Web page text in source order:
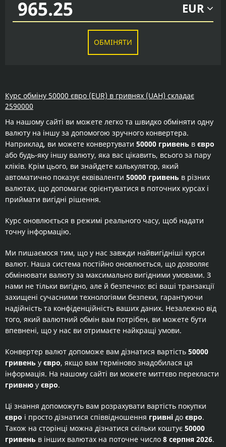
EUR
ОБМІНЯТИ
Курс обміну 50000 євро (EUR) в гривнях (UAH) складає
2590000
На нашому сайті ви можете легко та швидко обміняти одну
валюту на іншу за допомогою зручного конвертера.
Наприклад, ви можете конвертувати 50000 гривень в євро
або будь-яку іншу валюту, яка вас цікавить, всього за пару
кліків. Крім цього, ви знайдете калькулятор, який
автоматично показує еквіваленти 50000 гривень в різних
валютах, що допомагає орієнтуватися в поточних курсах і
приймати вигідні рішення.
Курс оновлюється в режимі реального часу, щоб надати
точну інформацію.
Ми пишаємося тим, що у нас завжди найвигідніші курси
валют. Наша система постійно оновлюється, що дозволяє
обмінювати валюту за максимально вигідними умовами. З
нами не тільки вигідно, але й безпечно: всі ваші транзакції
захищені сучасними технологіями безпеки, гарантуючи
надійність та конфіденційність ваших даних. Незалежно від
того, який валютний обмін вам потрібен, ви можете бути
впевнені, що у нас ви отримаєте найкращі умови.
Конвертер валют допоможе вам дізнатися вартість 50000
гривень у євро, якщо вам терміново знадобилася ця
інформація. На нашому сайті ви можете миттєво перекласти
гривню у євро.
Ці знання допоможуть вам розрахувати вартість покупки
євро і просто дізнатися співвідношення гривні до євро.
Також на сторінці можна дізнатися скільки коштує 50000
гривень в інших валютах на поточне число 8 серпня 2026.